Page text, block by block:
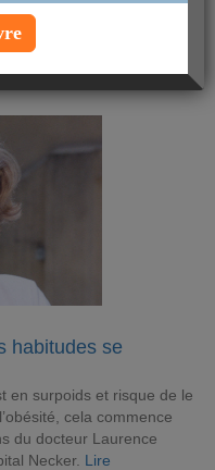
habitudes se
en surpoids et risque de le
cela commence
du docteur Laurence
Necker. Lire